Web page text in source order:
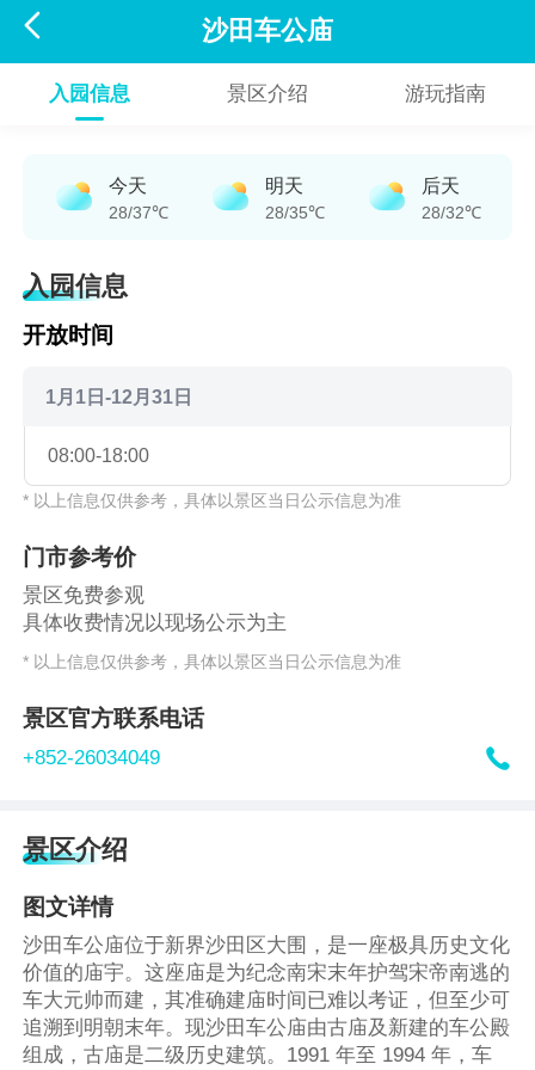
 沙田车公庙
入园信息 景区介绍 游玩指南
今天
28/37℃
明天
28/35℃
后天
28/32℃
入园信息
开放时间
1月1日-12月31日
08:00-18:00
* 以上信息仅供参考，具体以景区当日公示信息为准
门市参考价
景区免费参观
具体收费情况以现场公示为主
* 以上信息仅供参考，具体以景区当日公示信息为准
景区官方联系电话
+852-26034049 
景区介绍
图文详情
沙田车公庙位于新界沙田区大围，是一座极具历史文化
价值的庙宇。这座庙是为纪念南宋末年护驾宋帝南逃的
车大元帅而建，其准确建庙时间已难以考证，但至少可
追溯到明朝末年。现沙田车公庙由古庙及新建的车公殿
组成，古庙是二级历史建筑。1991 年至 1994 年，车